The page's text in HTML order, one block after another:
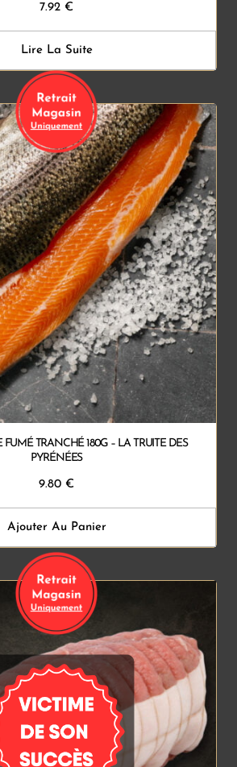
7.92 €
Lire La Suite
FUMÉ TRANCHÉ 180G – LA TRUITE DES
PYRÉNÉES
9.80 €
Ajouter Au Panier